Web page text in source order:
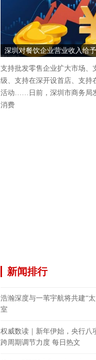
深圳对餐饮企业营业收入给
1000万元奖励5
支持批发零售企业扩大市场、
级、支持在深开设首店、支持
活动……日前，深圳市商务局
消费
新闻排行
浩瀚深度与一苇宇航将共建“
室
权威数读｜新年伊始，央行八
跨周期调节力度 每日热文